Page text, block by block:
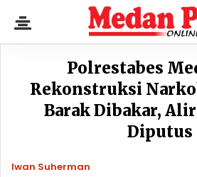
Polrestabes
Rekonstruksi
Barak Dibakar,
Diputus
Iwan Suherman